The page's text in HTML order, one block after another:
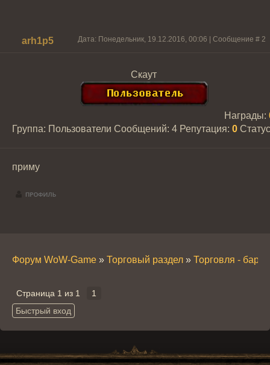
arh1p5 Дата: Понедельник, 19.12.2016, 00:06 | Сообщение # 2
Скаут
Группа: Пользователи Сообщений: 4
Награды:
Репутация: 0
приму
Форум WoW-Game » Торговый раздел » Торговля -
Страница 1 из 1 1